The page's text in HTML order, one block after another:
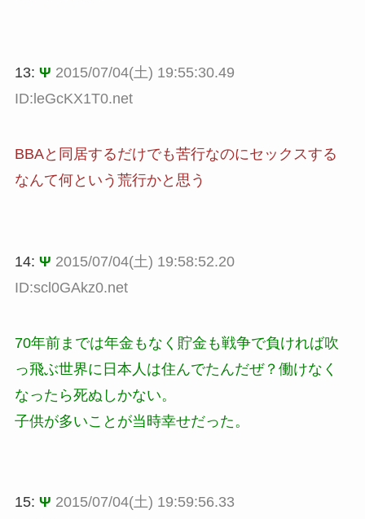
13: Ψ 2015/07/04(土) 19:55:30.49
ID:leGcKX1T0.net
BBAと同居するだけでも苦行なのにセックスする
なんて何という荒行かと思う
14: Ψ 2015/07/04(土) 19:58:52.20
ID:scl0GAkz0.net
70年前までは年金もなく貯金も戦争で負ければ吹
っ飛ぶ世界に日本人は住んでたんだぜ？働けなく
なったら死ぬしかない。
子供が多いことが当時幸せだった。
15: Ψ 2015/07/04(土) 19:59:56.33